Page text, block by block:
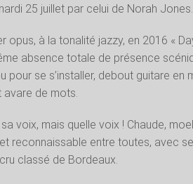
25 juillet par celui de Norah Jones.
à la tonalité jazzy, en 2016 «
absence totale de présence
pour se s’installer, debout guitare en
avare de mots.
voix, mais quelle voix ! Chaude,
reconnaissable entre toutes, avec
classé de Bordeaux.